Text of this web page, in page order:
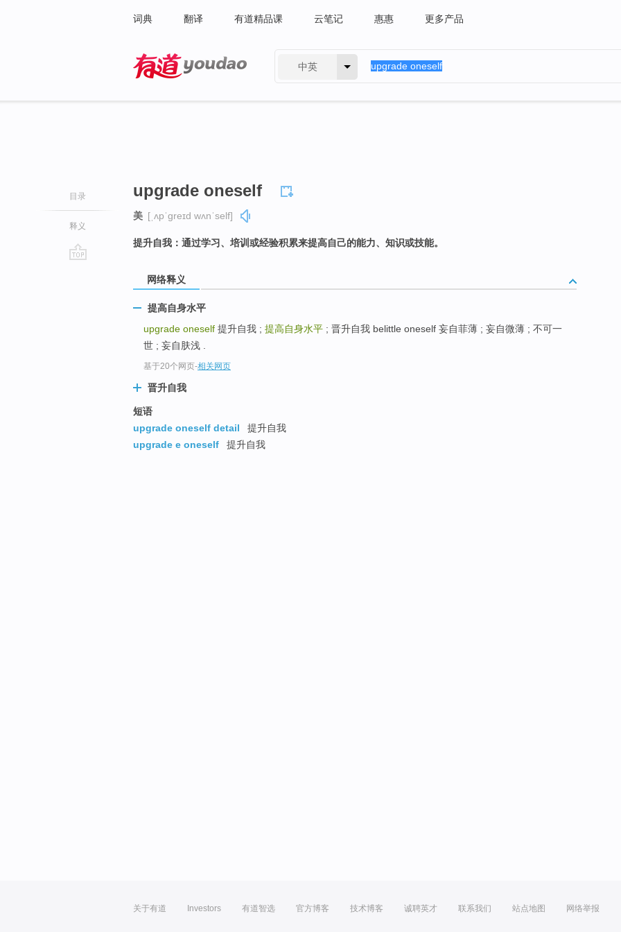
词典 翻译 有道精品课 云笔记 惠惠 更多产品
中英
目录
释义
upgrade oneself
美 [ˌʌpˈɡreɪd wʌnˈself]
提升自我：通过学习、培训或经验积累来提高自己的能力、知识或技能。
网络释义
提高自身水平
upgrade oneself 提升自我 ; 提高自身水平 ; 晋升自我 belittle oneself 妄自菲薄 ; 妄自微薄 ; 不可一
世 ; 妄自肤浅 .
基于20个网页-相关网页
晋升自我
短语
upgrade oneself detail
提升自我
upgrade e oneself
提升自我
关于有道 Investors 有道智选 官方博客 技术博客 诚聘英才 联系我们 站点地图 网络举报